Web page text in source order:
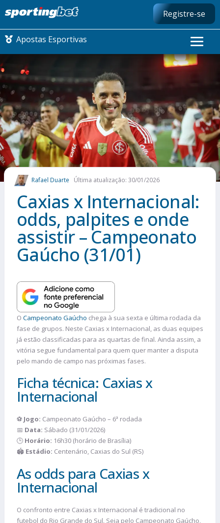
Registre-se
Apostas Esportivas
CONMEBOL LIBERTADORES
FUTEBOL NACIONAL
FUTEBOL INTERNACIONAL
COMO APOSTAR
MAIS ESPORTES
Rafael Duarte Última atualização: 30/01/2026
Caxias x Internacional:
odds, palpites e onde
assistir – Campeonato
Gaúcho (31/01)
O Campeonato Gaúcho chega à sua sexta e última rodada da
fase de grupos. Neste Caxias x Internacional, as duas equipes
já estão classificadas para as quartas de final. Ainda assim, a
vitória segue fundamental para quem quer manter a disputa
pelo mando de campo nas próximas fases.
Ficha técnica: Caxias x
Internacional
⚽ Jogo: Campeonato Gaúcho – 6ª rodada
📅 Data: Sábado (31/01/2026)
🕒 Horário: 16h30 (horário de Brasília)
🏟️ Estádio: Centenário, Caxias do Sul (RS)
As odds para Caxias x
Internacional
O confronto entre Caxias x Internacional é tradicional no
futebol do Rio Grande do Sul. Seja pelo Campeonato Gaúcho,